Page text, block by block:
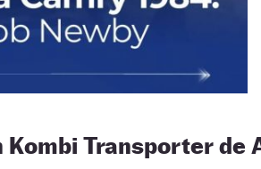
Kombi Transporter de